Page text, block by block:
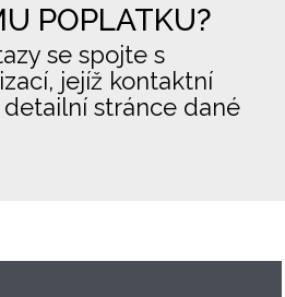
POPLATKU?
se spojte s
jejíž kontaktní
stránce dané